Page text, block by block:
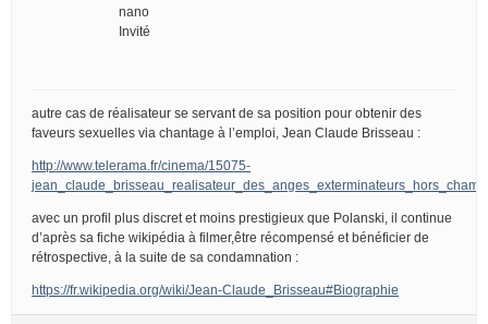
nano
Invité
autre cas de réalisateur se servant de sa position pour obtenir des
faveurs sexuelles via chantage à l’emploi, Jean Claude Brisseau :
http://www.telerama.fr/cinema/15075-
avec un profil plus discret et moins prestigieux que Polanski, il continue
d’après sa fiche wikipédia à filmer,être récompensé et bénéficier de
rétrospective, à la suite de sa condamnation :
https://fr.wikipedia.org/wiki/Jean-Claude_Brisseau#Biographie